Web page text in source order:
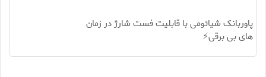
پاوربانک شیائومی با قابلیت فست شارژ در زمان
های بی برقی⚡